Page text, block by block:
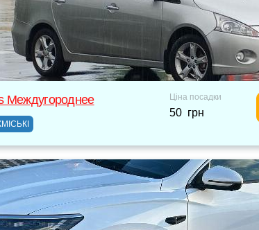
Междугороднее Ціна посадки
50 грн